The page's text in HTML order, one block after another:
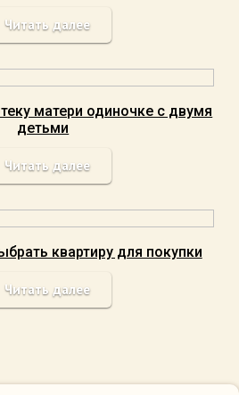
Читать далее
матери одиночке с двумя
детьми
Читать далее
квартиру для покупки
Читать далее